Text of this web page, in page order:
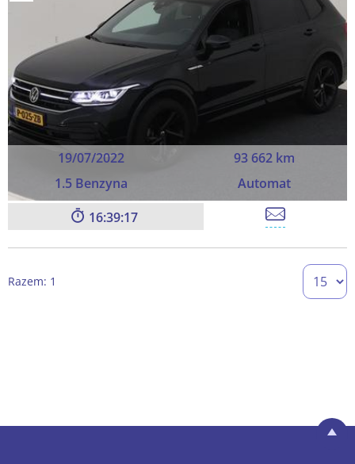
19/07/2022
93 662 km
1.5 Benzyna
Automat
16:39:16
Razem: 1